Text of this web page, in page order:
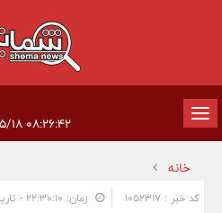
تغییر
وضعیت
ناوبری
۰۸:۲۶:۴۲ ۱۴۰۵/۰۵/۱۸
خانه
کد خبر : 1052317 زمان: ۲۲:۳۰:۱۰ - تاریخ: ۱۴۰۲/۰۵/۰۹